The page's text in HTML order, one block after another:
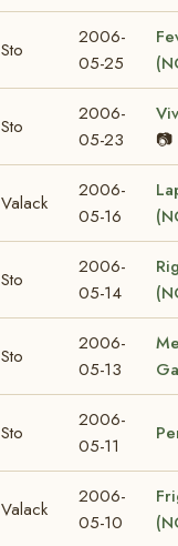
Sto
2006-
05-25
Sto
2006-
05-23
📷
Valack
2006-
05-16
Sto
2006-
05-14
Sto
2006-
05-13
Sto
2006-
05-11
Valack
2006-
05-10